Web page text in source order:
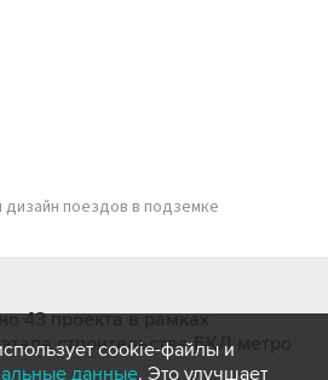
поездов в подземке
43 проекта в рамках
строительства БКЛ метро
cookie-файлы и
данные. Это улучшает